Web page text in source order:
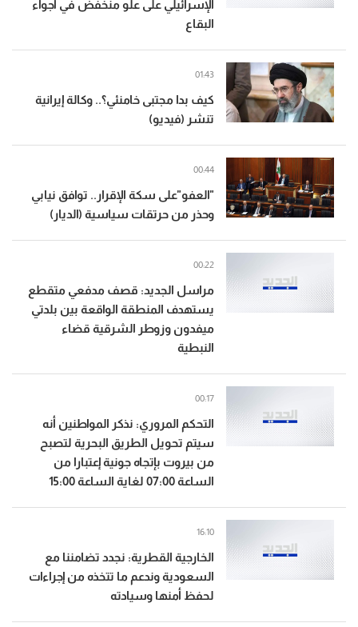
الإسرائيلي على علو منخفض في أجواء
البقاع
كيف بدا مجتبى خامنئي؟.. وكالة إيرانية
تنشر (فيديو)
01:43
"العفو"على سكة الإقرار.. توافق نيابي
وحذر من حرتقات سياسية (الديار)
00:44
مراسل الجديد: قصف مدفعي متقطع
يستهدف المنطقة الواقعة بين بلدتي
ميفدون وزوطر الشرقية قضاء
النبطية
00:22
التحكم المروري: نذكر المواطنين أنه
سيتم تحويل الطريق البحرية لتصبح
من بيروت بإتجاه جونية إعتبارا من
الساعة 07:00 لغاية الساعة 15:00
00:17
الخارجية القطرية: نجدد تضامننا مع
السعودية وندعم ما تتخذه من إجراءات
لحفظ أمنها وسيادته
16:10